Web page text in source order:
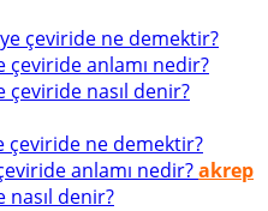
çeviride ne demektir?
anlamı nedir?
nasıl denir?
çeviride ne demektir?
anlamı nedir?akrep
denir?